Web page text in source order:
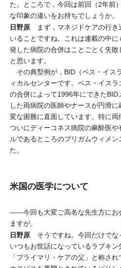
た。ところで，今回は前回（2年前
な印象の違いをお持ちでしょうか。
日野原 まず，マネジドケアの行き
いることですね。これは連載の中
発した病院の合併はことごとく失
と思います。
その典型例が，BID（ベス・イス
ィカルセンターです。ベス・イス
の合併によって1996年にできたBID
した両病院の医師やナースが円滑
変な困難に直面しています。特に両
ついにディーコネス病院の麻酔医
ルであるところのブリガムウィメ
た。
米国の医学について
――今回も大変ご高名な先生方にお
ますが。
日野原 そうですね。今回だけでな
いつもお世話になっているラブキン
「プライマリ・ケアの父」と称さ